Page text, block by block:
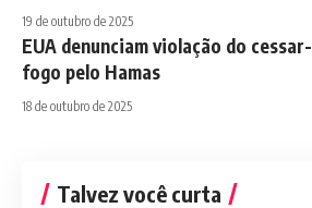
19 de outubro de 2025
EUA denunciam violação do cessar-
fogo pelo Hamas
18 de outubro de 2025
Talvez você curta